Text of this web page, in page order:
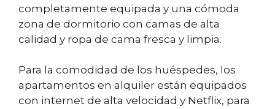
completamente equipada y una cómoda
zona de dormitorio con camas de alta
calidad y ropa de cama fresca y limpia.
Para la comodidad de los huéspedes, los
apartamentos en alquiler están equipados
con internet de alta velocidad y Netflix, para